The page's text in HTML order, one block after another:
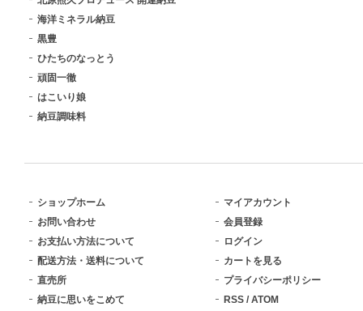
海洋ミネラル納豆
黒豊
ひたちのなっとう
頑固一徹
はこいり娘
納豆調味料
ショップホーム
お問い合わせ
お支払い方法について
配送方法・送料について
直売所
納豆に思いをこめて
マイアカウント
会員登録
ログイン
カートを見る
プライバシーポリシー
RSS /ATOM